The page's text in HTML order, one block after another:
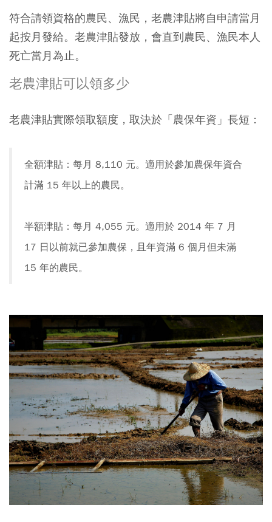
符合請領資格的農民、漁民，老農津貼將自申請當月
起按月發給。老農津貼發放，會直到農民、漁民本人
死亡當月為止。
老農津貼可以領多少
老農津貼實際領取額度，取決於「農保年資」長短：
全額津貼：每月 8,110 元。適用於參加農保年資合
計滿 15 年以上的農民。
半額津貼：每月 4,055 元。適用於 2014 年 7 月
17 日以前就已參加農保，且年資滿 6 個月但未滿
15 年的農民。